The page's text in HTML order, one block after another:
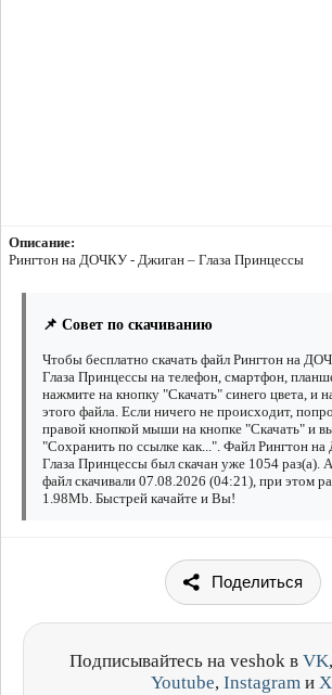
Описание:
Рингтон на ДОЧКУ - Джиган – Глаза Принцессы
📌 Совет по скачиванию
Чтобы бесплатно скачать файл Рингтон на
Глаза Принцессы на телефон, смартфон,
нажмите на кнопку "Скачать" синего цвета, и
этого файла. Если ничего не происходит,
правой кнопкой мыши на кнопке "Скачать" и
"Сохранить по ссылке как...". Файл Рингтон
Глаза Принцессы был скачан уже 1054 раз(а).
файл скачивали 07.08.2026 (04:21), при этом
1.98Mb. Быстрей качайте и Вы!
Поделиться
Подписывайтесь на veshok в VK,
Youtube, Instagram и X